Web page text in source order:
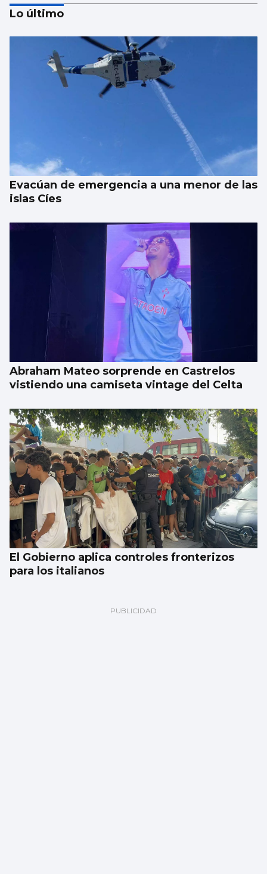
Una parte de un cohete de SpaceX impacta
sobre la superficie de la Luna
Lo último
Evacúan de emergencia a una menor de las
islas Cíes
Abraham Mateo sorprende en Castrelos
vistiendo una camiseta vintage del Celta
El Gobierno aplica controles fronterizos
para los italianos